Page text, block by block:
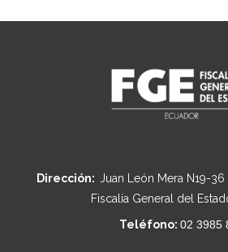
Dirección: Juan León Mera N19-36
Fiscalía General del
Teléfono: 02 3985